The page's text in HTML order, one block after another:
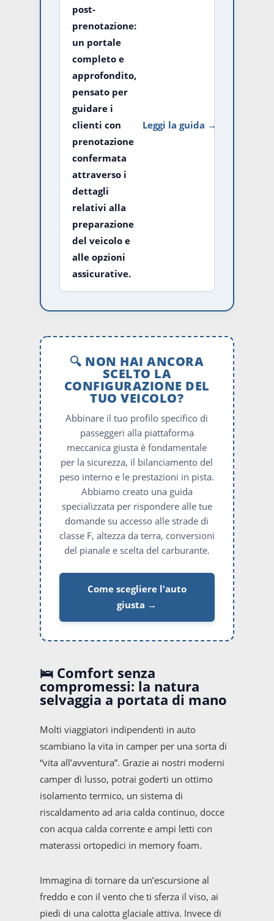
post-
prenotazione:
un portale
completo e
approfondito,
pensato per
guidare i
clienti con
prenotazione
confermata
attraverso i
dettagli
relativi alla
preparazione
del veicolo e
alle opzioni
assicurative.
Leggi la guida →
🔍 NON HAI ANCORA
SCELTO LA
CONFIGURAZIONE DEL
TUO VEICOLO?
Abbinare il tuo profilo specifico di
passeggeri alla piattaforma
meccanica giusta è fondamentale
per la sicurezza, il bilanciamento del
peso interno e le prestazioni in pista.
Abbiamo creato una guida
specializzata per rispondere alle tue
domande su accesso alle strade di
classe F, altezza da terra, conversioni
del pianale e scelta del carburante.
Come scegliere l'auto
giusta →
🛌 Comfort senza
compromessi: la natura
selvaggia a portata di mano
Molti viaggiatori indipendenti in auto
scambiano la vita in camper per una sorta di
“vita all’avventura”. Grazie ai nostri moderni
camper di lusso, potrai goderti un ottimo
isolamento termico, un sistema di
riscaldamento ad aria calda continuo, docce
con acqua calda corrente e ampi letti con
materassi ortopedici in memory foam.
Immagina di tornare da un’escursione al
freddo e con il vento che ti sferza il viso, ai
piedi di una calotta glaciale attiva. Invece di